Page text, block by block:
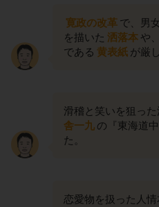
寛政の改革 で、男
を描いた 洒落本 や
である 黄表紙 が厳
滑稽と笑いを狙った
舎一九 の『東海道
た。
恋愛物を扱った人